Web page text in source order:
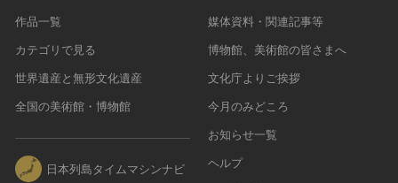
地質鉱物
天然保護区域
文化的景観
港町
作品一覧
カテゴリで見る
世界遺産と無形文化遺産
全国の美術館・博物館
日本列島タイムマシンナビ
媒体資料・関連記事等
博物館、美術館の皆さまへ
文化庁よりご挨拶
今月のみどころ
お知らせ一覧
ヘルプ